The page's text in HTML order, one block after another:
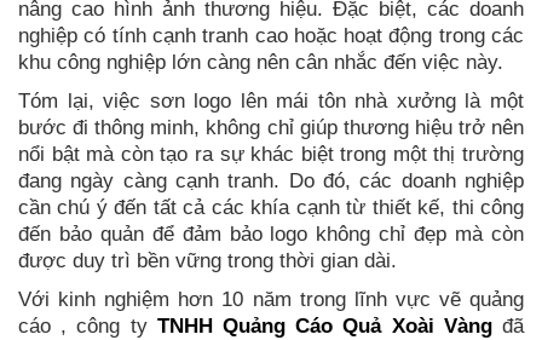
nâng cao hình ảnh thương hiệu. Đặc biệt, các doanh
nghiệp có tính cạnh tranh cao hoặc hoạt động trong các
khu công nghiệp lớn càng nên cân nhắc đến việc này.
Tóm lại, việc sơn logo lên mái tôn nhà xưởng là một
bước đi thông minh, không chỉ giúp thương hiệu trở nên
nổi bật mà còn tạo ra sự khác biệt trong một thị trường
đang ngày càng cạnh tranh. Do đó, các doanh nghiệp
cần chú ý đến tất cả các khía cạnh từ thiết kế, thi công
đến bảo quản để đảm bảo logo không chỉ đẹp mà còn
được duy trì bền vững trong thời gian dài.
Với kinh nghiệm hơn 10 năm trong lĩnh vực vẽ quảng
cáo , công ty TNHH Quảng Cáo Quả Xoài Vàngđã